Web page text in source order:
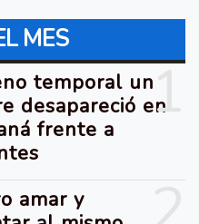
MES
1
temporal un
desapareció en
frente a
amar y